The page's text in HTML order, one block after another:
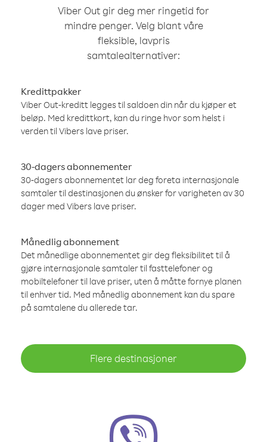
Viber Out gir deg mer ringetid for
mindre penger. Velg blant våre
fleksible, lavpris
samtalealternativer:
Kredittpakker
Viber Out-kreditt legges til saldoen din når du kjøper et
beløp. Med kredittkort, kan du ringe hvor som helst i
verden til Vibers lave priser.
30-dagers abonnementer
30-dagers abonnementet lar deg foreta internasjonale
samtaler til destinasjonen du ønsker for varigheten av 30
dager med Vibers lave priser.
Månedlig abonnement
Det månedlige abonnementet gir deg fleksibilitet til å
gjøre internasjonale samtaler til fasttelefoner og
mobiltelefoner til lave priser, uten å måtte fornye planen
til enhver tid. Med månedlig abonnement kan du spare
på samtalene du allerede tar.
Flere destinasjoner